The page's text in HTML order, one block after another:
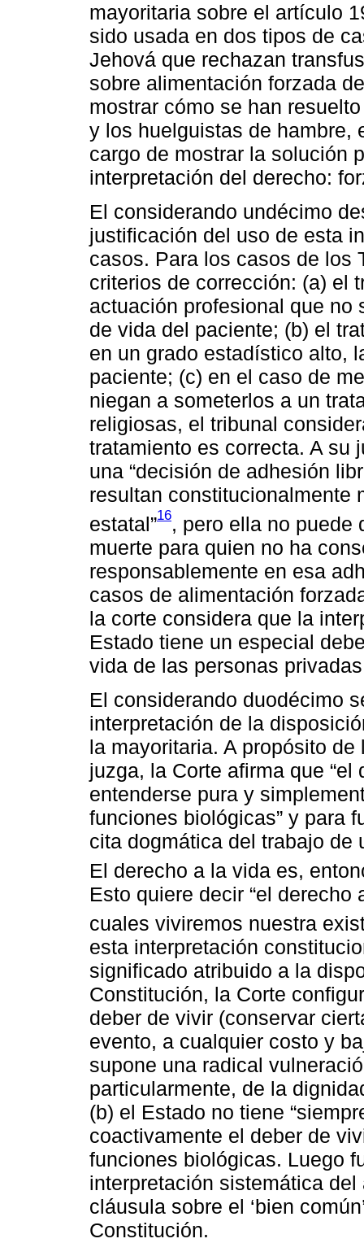
mayoritaria sobre el artículo
sido usada en dos tipos de
Jehová que rechazan
sobre alimentación forzada
mostrar cómo se han
y los huelguistas de hambre,
cargo de mostrar la solución
interpretación del derecho:
El considerando undécimo
justificación del uso de esta
casos. Para los casos de los
criterios de corrección: (a) el
actuación profesional que no
de vida del paciente; (b) el
en un grado estadístico alto,
paciente; (c) en el caso de
niegan a someterlos a un
religiosas, el tribunal
tratamiento es correcta. A su
una “decisión de adhesión
resultan constitucionalmente
estatal”16, pero ella no puede
muerte para quien no ha
responsablemente en esa
casos de alimentación
la corte considera que la
Estado tiene un especial
vida de las personas
El considerando duodécimo
interpretación de la
la mayoritaria. A propósito
juzga, la Corte afirma que
entenderse pura y
funciones biológicas” y para
cita dogmática del trabajo de
El derecho a la vida es,
Esto quiere decir “el
cuales viviremos nuestra
esta interpretación
significado atribuido a la
Constitución, la Corte
deber de vivir (conservar
evento, a cualquier costo y
supone una radical
particularmente, de la
(b) el Estado no tiene
coactivamente el deber de
funciones biológicas. Luego
interpretación sistemática
cláusula sobre el ‘bien
Constitución.